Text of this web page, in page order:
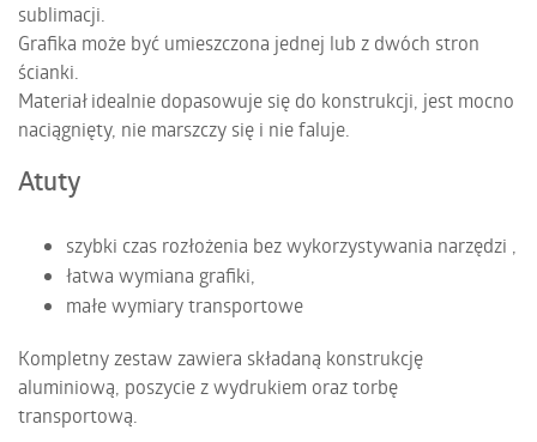
sublimacji.
Grafika może być umieszczona jednej lub z dwóch stron
ścianki.
Materiał idealnie dopasowuje się do konstrukcji, jest mocno
naciągnięty, nie marszczy się i nie faluje.
Atuty
szybki czas rozłożenia bez wykorzystywania narzędzi ,
łatwa wymiana grafiki,
małe wymiary transportowe
Kompletny zestaw zawiera składaną konstrukcję
aluminiową, poszycie z wydrukiem oraz torbę
transportową.